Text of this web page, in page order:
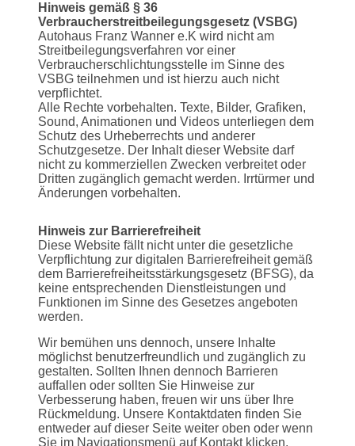
Hinweis gemäß § 36
Verbraucherstreitbeilegungsgesetz (VSBG)
Autohaus Franz Wanner e.K wird nicht am
Streitbeilegungsverfahren vor einer
Verbraucherschlichtungsstelle im Sinne des
VSBG teilnehmen und ist hierzu auch nicht
verpflichtet.
Alle Rechte vorbehalten. Texte, Bilder, Grafiken,
Sound, Animationen und Videos unterliegen dem
Schutz des Urheberrechts und anderer
Schutzgesetze. Der Inhalt dieser Website darf
nicht zu kommerziellen Zwecken verbreitet oder
Dritten zugänglich gemacht werden. Irrtürmer und
Änderungen vorbehalten.
Hinweis zur Barrierefreiheit
Diese Website fällt nicht unter die gesetzliche
Verpflichtung zur digitalen Barrierefreiheit gemäß
dem Barrierefreiheitsstärkungsgesetz (BFSG), da
keine entsprechenden Dienstleistungen und
Funktionen im Sinne des Gesetzes angeboten
werden.
Wir bemühen uns dennoch, unsere Inhalte
möglichst benutzerfreundlich und zugänglich zu
gestalten. Sollten Ihnen dennoch Barrieren
auffallen oder sollten Sie Hinweise zur
Verbesserung haben, freuen wir uns über Ihre
Rückmeldung. Unsere Kontaktdaten finden Sie
entweder auf dieser Seite weiter oben oder wenn
Sie im Navigationsmenü auf Kontakt klicken.